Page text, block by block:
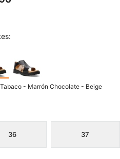
- Marrón Chocolate - Beige
36 37